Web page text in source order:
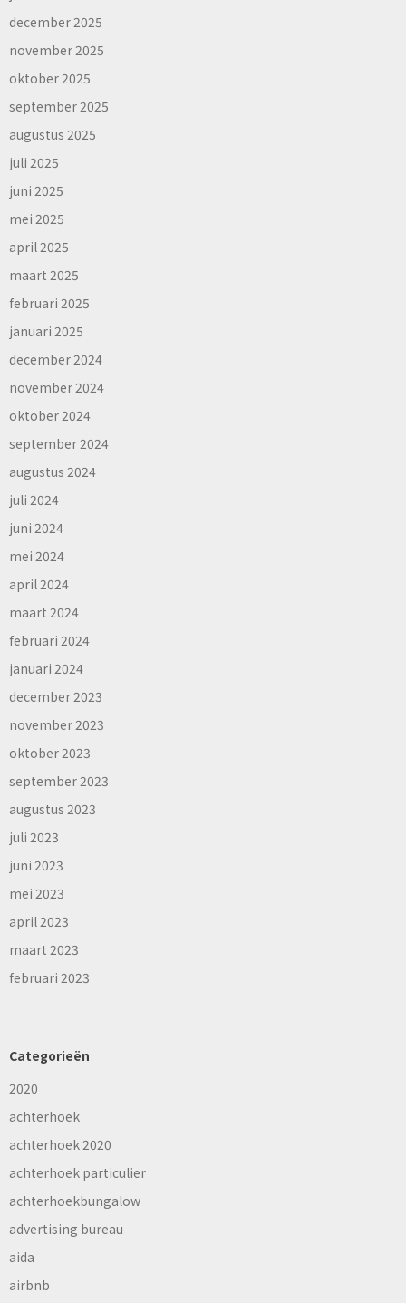
december 2025
november 2025
oktober 2025
september 2025
augustus 2025
juli 2025
juni 2025
mei 2025
april 2025
maart 2025
februari 2025
januari 2025
december 2024
november 2024
oktober 2024
september 2024
augustus 2024
juli 2024
juni 2024
mei 2024
april 2024
maart 2024
februari 2024
januari 2024
december 2023
november 2023
oktober 2023
september 2023
augustus 2023
juli 2023
juni 2023
mei 2023
april 2023
maart 2023
februari 2023
Categorieën
2020
achterhoek
achterhoek 2020
achterhoek particulier
achterhoekbungalow
advertising bureau
aida
airbnb